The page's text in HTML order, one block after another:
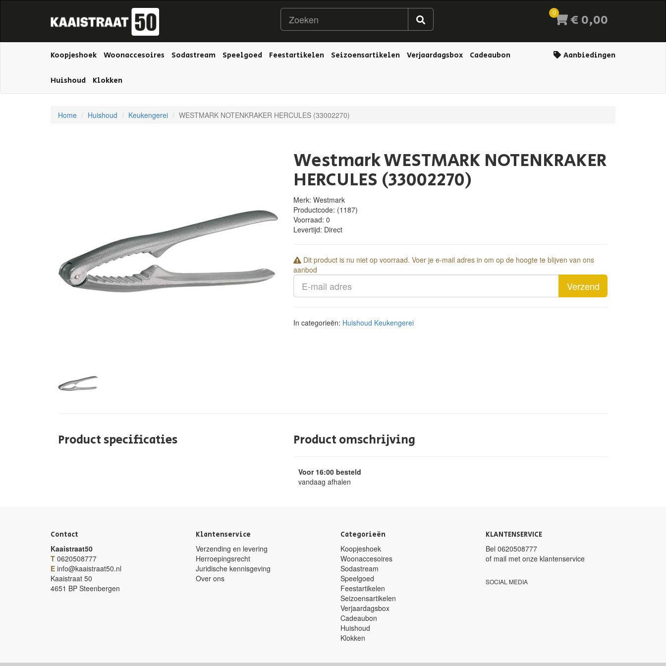
€ 0,00
0
Aanbiedingen
Koopjeshoek Woonaccesoires Sodastream Speelgoed Feestartikelen Seizoensartikelen Verjaardagsbox Cadeaubon
Huishoud Klokken
Home Huishoud Keukengerei WESTMARK NOTENKRAKER HERCULES (33002270)
Westmark WESTMARK NOTENKRAKER
HERCULES (33002270)
Merk: Westmark
Productcode: (1187)
Voorraad: 0
Levertijd: Direct
Dit product is nu niet op voorraad. Voer je e-mail adres in om op de hoogte te blijven van ons
aanbod
Verzend
In categorieën: Huishoud Keukengerei
Product specificaties Product omschrijving
Voor 16:00 besteld
vandaag afhalen
Contact
Kaaistraat50
T 0620508777
E info@kaaistraat50.nl
Kaaistraat 50
4651 BP Steenbergen
Klantenservice
Verzending en levering
Herroepingsrecht
Juridische kennisgeving
Over ons
Categorieën
Koopjeshoek
Woonaccesoires
Sodastream
Speelgoed
Feestartikelen
Seizoensartikelen
Verjaardagsbox
Cadeaubon
Huishoud
Klokken
KLANTENSERVICE
Bel 0620508777
of mail met onze klantenservice
SOCIAL MEDIA